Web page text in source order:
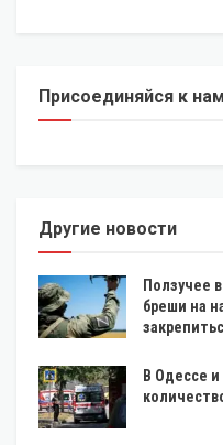
Присоединяйся к
Другие новости
Ползучее
бреши на
В Одессе и